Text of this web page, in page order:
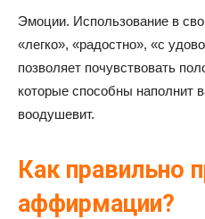
Эмоции. Использование в
«легко», «радостно», «с
позволяет почувствовать
которые способны наполнит
воодушевит.
Как правильно
аффирмации?